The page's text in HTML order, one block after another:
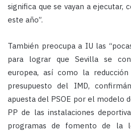
significa que se vayan a ejecutar,
este año”.
También preocupa a IU las
para lograr que Sevilla se
europea, así como la
presupuesto del IMD,
apuesta del PSOE por el modelo
PP de las instalaciones
programas de fomento de la